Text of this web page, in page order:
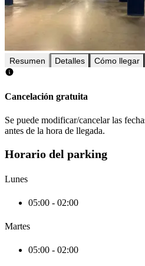
Resumen Detalles Cómo llegar
Cancelación gratuita
Se puede modificar/cancelar las
antes de la hora de llegada.
Horario del parking
Lunes
05:00 - 02:00
Martes
05:00 - 02:00